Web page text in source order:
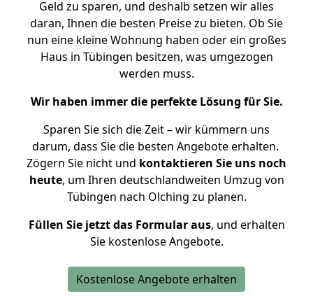
Geld zu sparen, und deshalb setzen wir alles
daran, Ihnen die besten Preise zu bieten. Ob Sie
nun eine kleine Wohnung haben oder ein großes
Haus in Tübingen besitzen, was umgezogen
werden muss.
Wir haben immer die perfekte Lösung für Sie.
Sparen Sie sich die Zeit – wir kümmern uns
darum, dass Sie die besten Angebote erhalten.
Zögern Sie nicht und kontaktieren Sie uns noch
heute, um Ihren deutschlandweiten Umzug von
Tübingen nach Olching zu planen.
Füllen Sie jetzt das Formular aus, und erhalten
Sie kostenlose Angebote.
Kostenlose Angebote erhalten